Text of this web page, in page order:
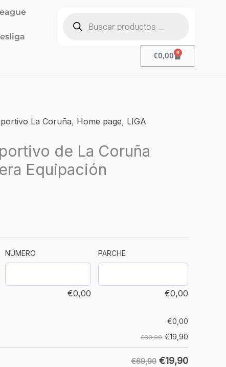
productos
€0,00 0
Cart
La Coruña, Home page, LIGA
de La Coruña
Equipación
NÚMERO
€0,00
PARCHE
€0,00
€0,00
€69,90 €19,90
€69,90 €19,90